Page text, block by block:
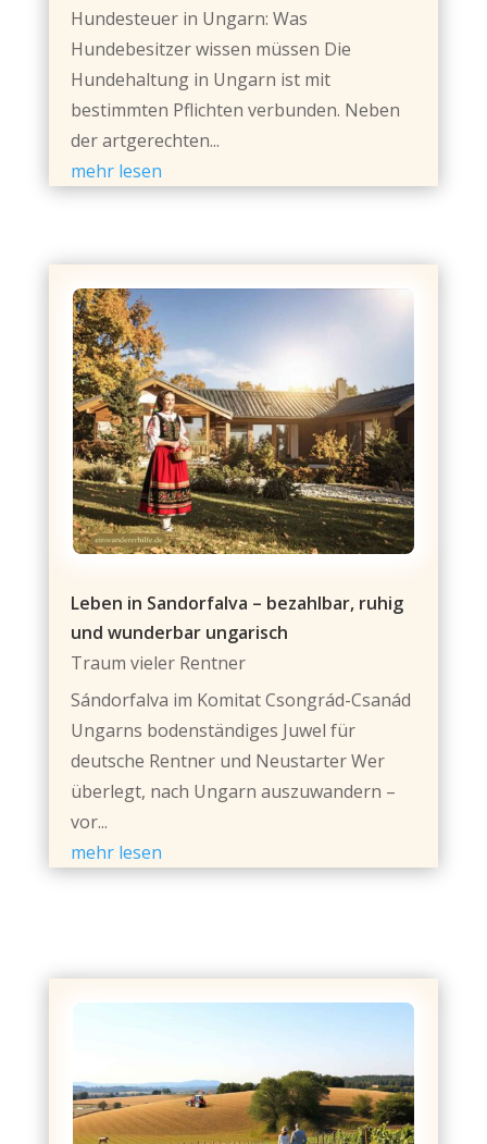
Hundesteuer in Ungarn: Was
Hundebesitzer wissen müssen Die
Hundehaltung in Ungarn ist mit
bestimmten Pflichten verbunden. Neben
der artgerechten...
mehr lesen
Leben in Sandorfalva – bezahlbar, ruhig
und wunderbar ungarisch
Traum vieler Rentner
Sándorfalva im Komitat Csongrád-Csanád
Ungarns bodenständiges Juwel für
deutsche Rentner und Neustarter Wer
überlegt, nach Ungarn auszuwandern –
vor...
mehr lesen